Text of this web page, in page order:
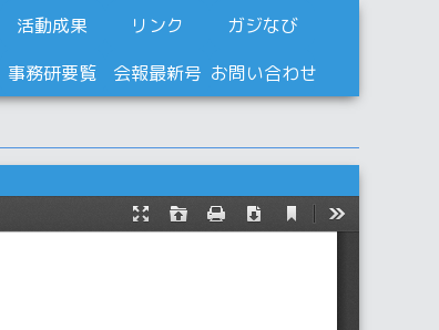
活動成果 リンク
ガジなび
事務研要覧 会報最新号 お問い合わせ